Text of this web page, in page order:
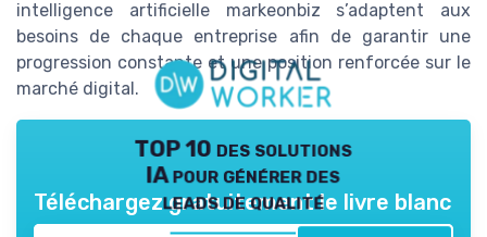
intelligence artificielle markeonbiz s’adaptent aux
besoins de chaque entreprise afin de garantir une
progression constante et une position renforcée sur le
marché digital.
TOP 10 des solutions
IA pour générer des
leads de qualité
Téléchargez gratuitement le livre blanc